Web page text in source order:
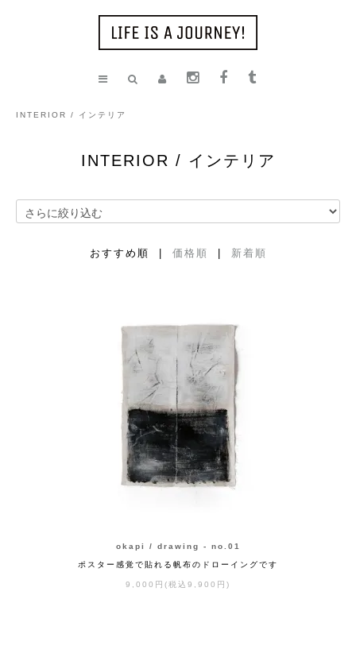
INTERIOR / インテリア
INTERIOR / インテリア
おすすめ順 | 価格順 新着順
okapi / drawing - no.01
ポスター感覚で貼れる帆布のドローイングです
9,000円(税込9,900円)